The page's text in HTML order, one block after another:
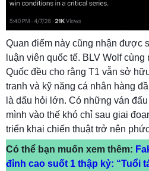
Quan điểm này cũng nhận được
luận viên quốc tế. BLV Wolf
Quốc đều cho rằng T1 vẫn sở
tranh và kỹ năng cá nhân hàng
là dấu hỏi lớn. Có những ván
mình vào thế khó chỉ sau giai
triển khai chiến thuật trở nên
Có thể bạn muốn xem thêm:
đỉnh cao suốt 1 thập kỷ: “Tuổi